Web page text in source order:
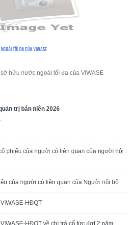
tối đa của VIWASE
hữu nước ngoài tối đa của VIWASE
trị bán niên 2026
phiếu của người có liên quan của người nội
của người có liên quan của Người nội bộ
HĐQT
HĐQT về chi trả cổ tức đợt 2 năm